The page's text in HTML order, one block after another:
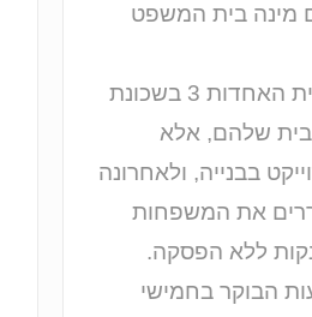
מינה בית המשפט
לפני כ- 7 שנים 518 משפחות רכשו דירות בפרויקט קריית האחדות 3 בשכונת
שלהם, אלא
כבר מעל 7 שנים הפרוייקט בבנייה, ולאחרונה
את המשפחות
ללא הפסקה.
הבוקר בחמישי